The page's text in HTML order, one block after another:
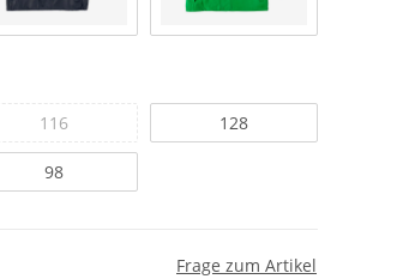
116 128
98
Frage zum Artikel